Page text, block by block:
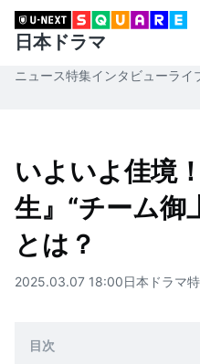
日本ドラマ
ニュース特集インタビューライ
いよいよ佳境
生』“チーム御
とは？
2025.03.07 18:00日本ドラマ
目次